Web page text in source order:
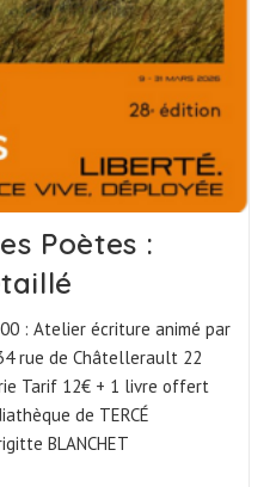
Poètes :
: Atelier écriture animé par
rue de Châtellerault 22
Tarif 12€ + 1 livre offert
de TERCÉ
BLANCHET